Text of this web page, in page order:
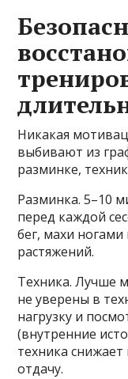
Никакая
выбивают из
разминке,
Разминка. 5–10
перед каждой
бег, махи
растяжений.
Техника. Лучше
не уверены в
нагрузку и
(внутренние
техника
отдачу.